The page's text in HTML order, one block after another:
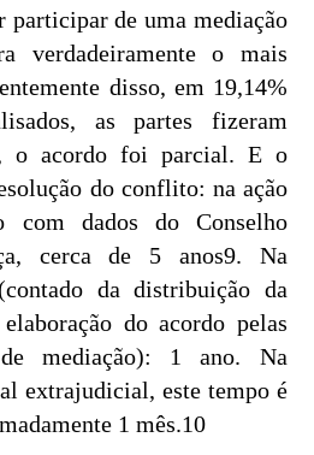
participar de uma mediação
verdadeiramente o mais
disso, em 19,14%
as partes fizeram
o acordo foi parcial. E o
do conflito: na ação
com dados do Conselho
cerca de 5 anos9. Na
da distribuição da
do acordo pelas
mediação): 1 ano. Na
extrajudicial, este tempo é
1 mês.10